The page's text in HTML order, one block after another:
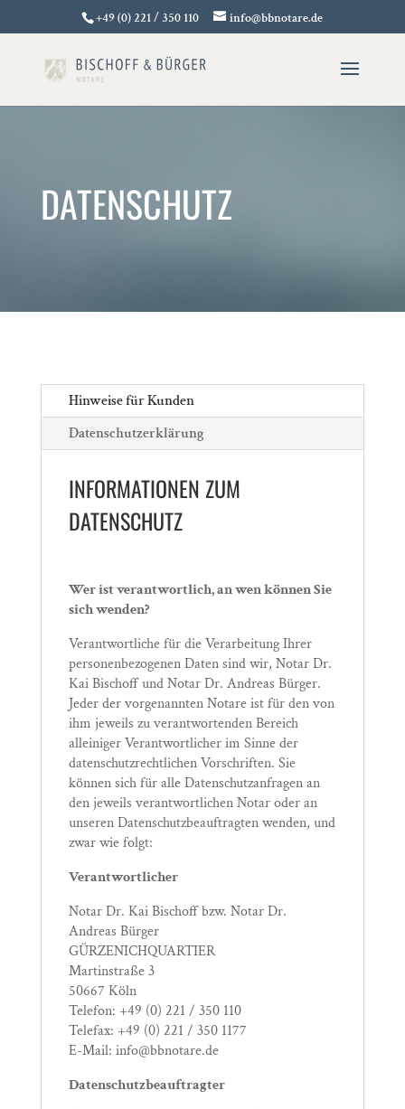
+49 (0) 221 / 350 110 info@bbnotare.de
DATENSCHUTZ
Hinweise für Kunden
Datenschutzerklärung
INFORMATIONEN ZUM
DATENSCHUTZ
Wer ist verantwortlich, an wen können Sie
sich wenden?
Verantwortliche für die Verarbeitung Ihrer
personenbezogenen Daten sind wir, Notar Dr.
Kai Bischoff und Notar Dr. Andreas Bürger.
Jeder der vorgenannten Notare ist für den von
ihm jeweils zu verantwortenden Bereich
alleiniger Verantwortlicher im Sinne der
datenschutzrechtlichen Vorschriften. Sie
können sich für alle Datenschutzanfragen an
den jeweils verantwortlichen Notar oder an
unseren Datenschutzbeauftragten wenden, und
zwar wie folgt:
Verantwortlicher
Notar Dr. Kai Bischoff bzw. Notar Dr.
Andreas Bürger
GÜRZENICHQUARTIER
Martinstraße 3
50667 Köln
Telefon: +49 (0) 221 / 350 110
Telefax: +49 (0) 221 / 350 1177
E-Mail: info@bbnotare.de
Datenschutzbeauftragter